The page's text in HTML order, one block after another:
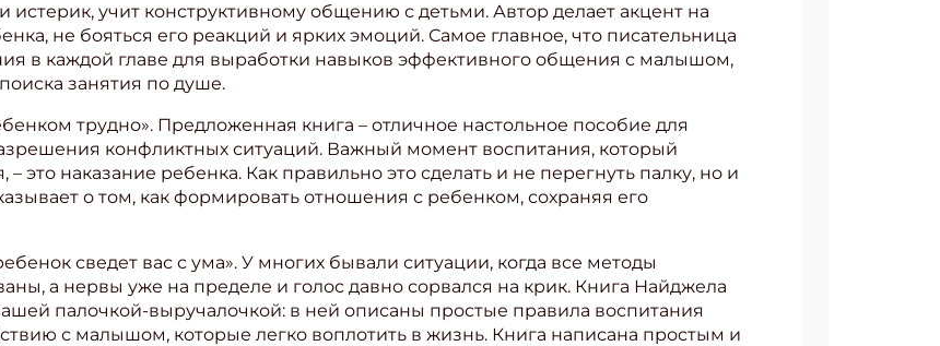
истерик, учит конструктивному общению с детьми. Автор делает акцент на
не бояться его реакций и ярких эмоций. Самое главное, что писательница
в каждой главе для выработки навыков эффективного общения с малышом,
занятия по душе.
трудно». Предложенная книга – отличное настольное пособие для
конфликтных ситуаций. Важный момент воспитания, который
это наказание ребенка. Как правильно это сделать и не перегнуть палку, но и
о том, как формировать отношения с ребенком, сохраняя его
сведет вас с ума». У многих бывали ситуации, когда все методы
а нервы уже на пределе и голос давно сорвался на крик. Книга Найджела
палочкой-выручалочкой: в ней описаны простые правила воспитания
с малышом, которые легко воплотить в жизнь. Книга написана простым и